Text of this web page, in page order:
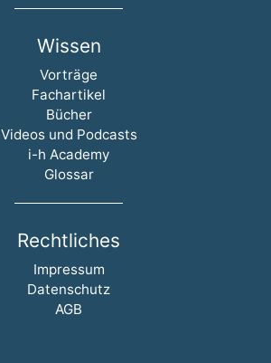
Wissen
Navigation überspringen
Vorträge
Fachartikel
Bücher
Videos und Podcasts
i-h Academy
Glossar
Rechtliches
Navigation überspringen
Impressum
Datenschutz
AGB